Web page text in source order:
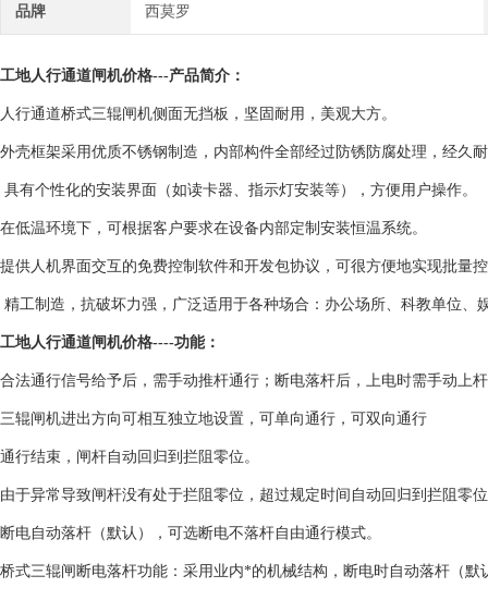
品牌 西莫罗
工地人行通道闸机价格---产品简介：
人行通道桥式三辊闸机侧面无挡板，坚固耐用，美观大方。
外壳框架采用优质不锈钢制造，内部构件全部经过防锈防腐处理，经久
具有个性化的安装界面（如读卡器、指示灯安装等），方便用户操作。
在低温环境下，可根据客户要求在设备内部定制安装恒温系统。
提供人机界面交互的免费控制软件和开发包协议，可很方便地实现批量
精工制造，抗破坏力强，广泛适用于各种场合：办公场所、科教单位、
工地人行通道闸机价格----功能：
合法通行信号给予后，需手动推杆通行；断电落杆后，上电时需手动上
三辊闸机进出方向可相互独立地设置，可单向通行，可双向通行
通行结束，闸杆自动回归到拦阻零位。
由于异常导致闸杆没有处于拦阻零位，超过规定时间自动回归到拦阻零
断电自动落杆（默认），可选断电不落杆自由通行模式。
桥式三辊闸断电落杆功能：采用业内*的机械结构，断电时自动落杆（